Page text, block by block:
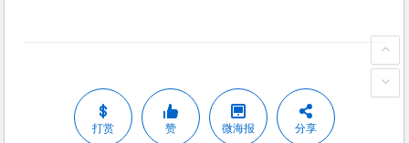
打赏 赞 微海报 分享